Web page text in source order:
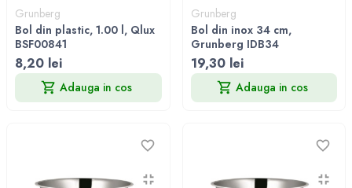
Grunberg
Bol din plastic, 1.00 l, Qlux
BSF00841
8,20 lei
Adauga in cos
Grunberg
Bol din inox 34 cm,
Grunberg IDB34
19,30 lei
Adauga in cos